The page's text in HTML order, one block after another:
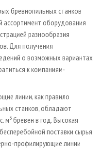
бревнопильных станков
ассортимент оборудования
разнообразия
Для получения
о возможных вариантах
к компаниям-
линии, как правило
станков, обладают
м3 бревен в год. Высокая
поставки сырья
профилирующие линии